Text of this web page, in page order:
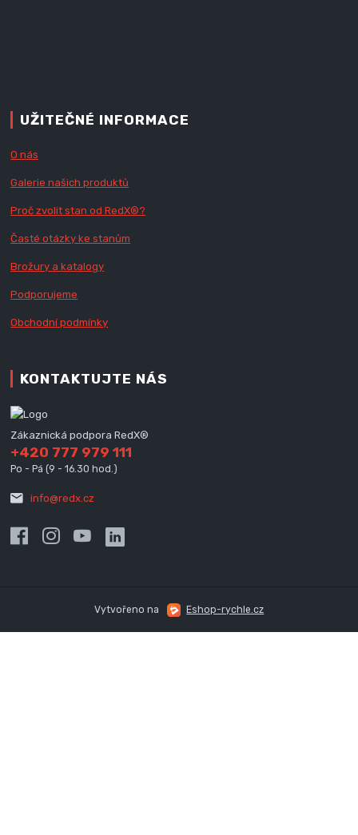
UŽITEČNÉ INFORMACE
O nás
Galerie našich produktů
Proč zvolit stan od RedX®?
Časté otázky ke stanům
Brožury a katalogy
Podporujeme
Obchodní podmínky
KONTAKTUJTE NÁS
Zákaznická podpora RedX®
+420 777 979 111
Po - Pá (9 - 16.30 hod.)
info@redx.cz
Vytvořeno na Eshop-rychle.cz